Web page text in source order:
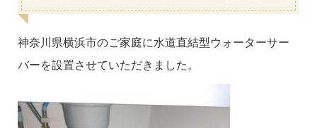
神奈川県横浜市のご家庭に水道直結型ウォーターサー
バーを設置させていただきました。